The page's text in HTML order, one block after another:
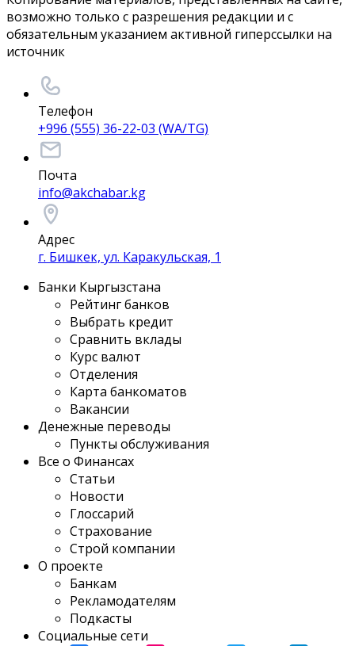
возможно только с разрешения редакции и с
обязательным указанием активной гиперссылки на
источник
Телефон
+996 (555) 36-22-03 (WA/TG)
Почта
info@akchabar.kg
Адрес
г. Бишкек, ул. Каракульская, 1
Банки Кыргызстана
Рейтинг банков
Выбрать кредит
Сравнить вклады
Курс валют
Отделения
Карта банкоматов
Вакансии
Денежные переводы
Пункты обслуживания
Все о Финансах
Статьи
Новости
Глоссарий
Страхование
Строй компании
О проекте
Банкам
Рекламодателям
Подкасты
Социальные сети